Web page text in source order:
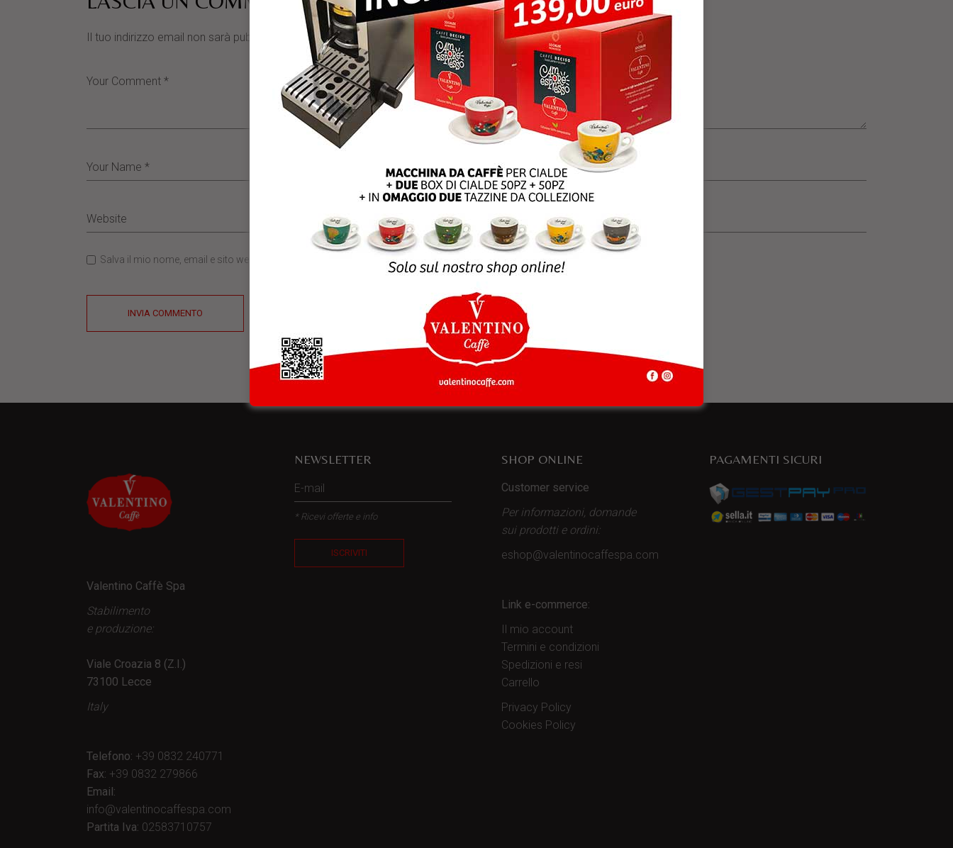
Il tuo indirizzo email non sarà pubblicato. I campi obbligatori sono contrassegnati
Salva il mio nome, email e sito web in questo browser per la prossima volta che commento.
INVIA COMMENTO
Valentino Caffè Spa
Stabilimento
e produzione:
Viale Croazia 8 (Z.I.)
73100 Lecce
Italy
Telefono: +39 0832 240771
Fax: +39 0832 279866
Email:
info@valentinocaffespa.com
Partita Iva: 02583710757
NEWSLETTER
* Ricevi offerte e info
ISCRIVITI
SHOP ONLINE
Customer service
Per informazioni, domande
sui prodotti e ordini:
eshop@valentinocaffespa.com
Link e-commerce:
Il mio account
Termini e condizioni
Spedizioni e resi
Carrello
Privacy Policy
Cookies Policy
PAGAMENTI SICURI